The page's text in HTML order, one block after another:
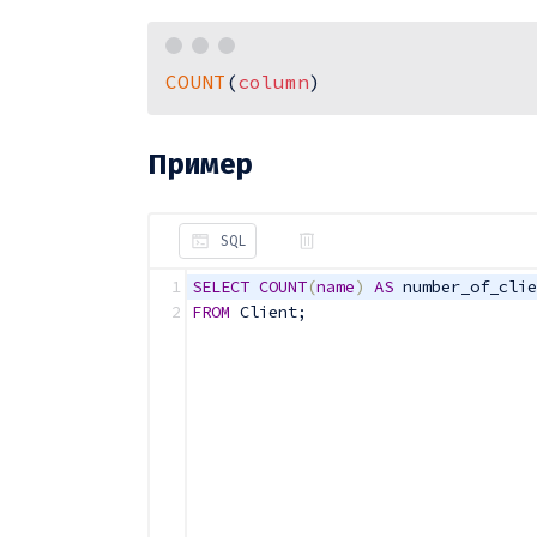
COUNT (column)
Пример
SQL
1 SELECT COUNT(name) AS
2
FROM Client;